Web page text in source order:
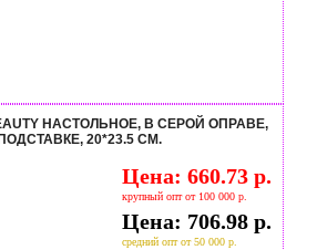
НАСТОЛЬНОЕ, В СЕРОЙ ОПРАВЕ,
20*23.5 СМ.
Цена: 660.73 р.
крупный опт от 100 000 р.
Цена: 706.98 р.
средний опт от 50 000 р.